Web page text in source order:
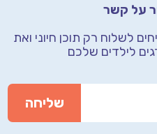
על קשר
לשלוח רק תוכן חיוני ואת
לילדים שלכם